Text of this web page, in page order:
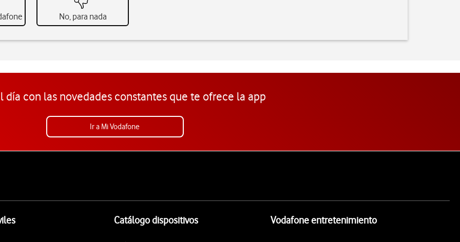
No, para nada
día con las novedades constantes que te ofrece la app
Ir a Mi Vodafone
Catálogo dispositivos Vodafone entretenimiento